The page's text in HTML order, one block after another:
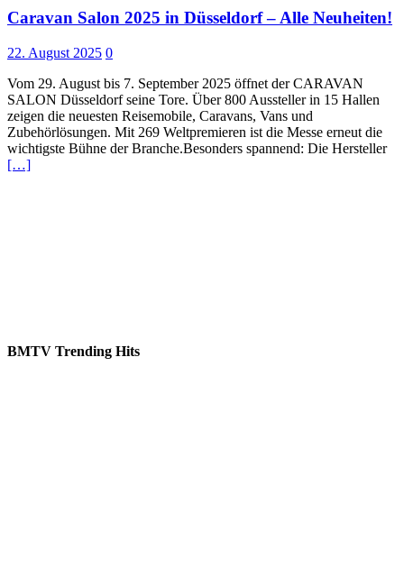
Caravan Salon 2025 in Düsseldorf – Alle Neuheiten!
22. August 2025 0
Vom 29. August bis 7. September 2025 öffnet der CARAVAN
SALON Düsseldorf seine Tore. Über 800 Aussteller in 15 Hallen
zeigen die neuesten Reisemobile, Caravans, Vans und
Zubehörlösungen. Mit 269 Weltpremieren ist die Messe erneut die
wichtigste Bühne der Branche.Besonders spannend: Die Hersteller
[…]
BMTV Trending Hits